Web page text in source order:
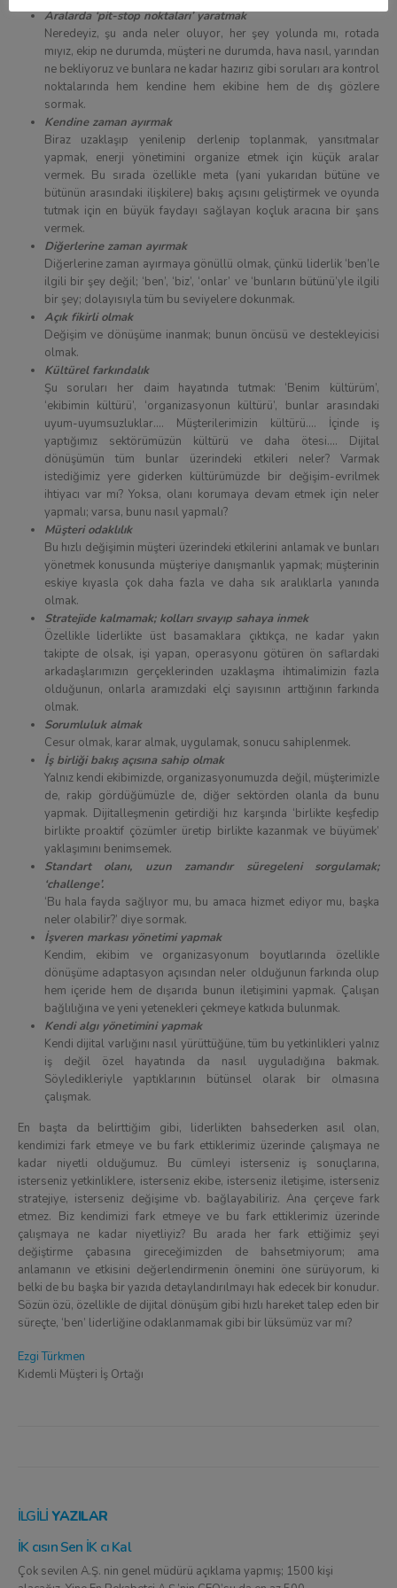
Aralarda ‘pit-stop noktaları’ yaratmak
Neredeyiz, şu anda neler oluyor, her şey yolunda mı, rotada
mıyız, ekip ne durumda, müşteri ne durumda, hava nasıl, yarından
ne bekliyoruz ve bunlara ne kadar hazırız gibi soruları ara kontrol
noktalarında hem kendine hem ekibine hem de dış gözlere
sormak.
Kendine zaman ayırmak
Biraz uzaklaşıp yenilenip derlenip toplanmak, yansıtmalar
yapmak, enerji yönetimini organize etmek için küçük aralar
vermek. Bu sırada özellikle meta (yani yukarıdan bütüne ve
bütünün arasındaki ilişkilere) bakış açısını geliştirmek ve oyunda
tutmak için en büyük faydayı sağlayan koçluk aracına bir şans
vermek.
Diğerlerine zaman ayırmak
Diğerlerine zaman ayırmaya gönüllü olmak, çünkü liderlik ‘ben’le
ilgili bir şey değil; ‘ben’, ‘biz’, ‘onlar’ ve ‘bunların bütünü’yle ilgili
bir şey; dolayısıyla tüm bu seviyelere dokunmak.
Açık fikirli olmak
Değişim ve dönüşüme inanmak; bunun öncüsü ve destekleyicisi
olmak.
Kültürel farkındalık
Şu soruları her daim hayatında tutmak: ‘Benim kültürüm’,
‘ekibimin kültürü’, ‘organizasyonun kültürü’, bunlar arasındaki
uyum-uyumsuzluklar…. Müşterilerimizin kültürü…. İçinde iş
yaptığımız sektörümüzün kültürü ve daha ötesi…. Dijital
dönüşümün tüm bunlar üzerindeki etkileri neler? Varmak
istediğimiz yere giderken kültürümüzde bir değişim-evrilmek
ihtiyacı var mı? Yoksa, olanı korumaya devam etmek için neler
yapmalı; varsa, bunu nasıl yapmalı?
Müşteri odaklılık
Bu hızlı değişimin müşteri üzerindeki etkilerini anlamak ve bunları
yönetmek konusunda müşteriye danışmanlık yapmak; müşterinin
eskiye kıyasla çok daha fazla ve daha sık aralıklarla yanında
olmak.
Stratejide kalmamak; kolları sıvayıp sahaya inmek
Özellikle liderlikte üst basamaklara çıktıkça, ne kadar yakın
takipte de olsak, işi yapan, operasyonu götüren ön saflardaki
arkadaşlarımızın gerçeklerinden uzaklaşma ihtimalimizin fazla
olduğunun, onlarla aramızdaki elçi sayısının arttığının farkında
olmak.
Sorumluluk almak
Cesur olmak, karar almak, uygulamak, sonucu sahiplenmek.
İş birliği bakış açısına sahip olmak
Yalnız kendi ekibimizde, organizasyonumuzda değil, müşterimizle
de, rakip gördüğümüzle de, diğer sektörden olanla da bunu
yapmak. Dijitalleşmenin getirdiği hız karşında ‘birlikte keşfedip
birlikte proaktif çözümler üretip birlikte kazanmak ve büyümek’
yaklaşımını benimsemek.
Standart olanı, uzun zamandır süregeleni sorgulamak;
‘challenge’.
‘Bu hala fayda sağlıyor mu, bu amaca hizmet ediyor mu, başka
neler olabilir?’ diye sormak.
İşveren markası yönetimi yapmak
Kendim, ekibim ve organizasyonum boyutlarında özellikle
dönüşüme adaptasyon açısından neler olduğunun farkında olup
hem içeride hem de dışarıda bunun iletişimini yapmak. Çalışan
bağlılığına ve yeni yetenekleri çekmeye katkıda bulunmak.
Kendi algı yönetimini yapmak
Kendi dijital varlığını nasıl yürüttüğüne, tüm bu yetkinlikleri yalnız
iş değil özel hayatında da nasıl uyguladığına bakmak.
Söyledikleriyle yaptıklarının bütünsel olarak bir olmasına
çalışmak.
En başta da belirttiğim gibi, liderlikten bahsederken asıl olan,
kendimizi fark etmeye ve bu fark ettiklerimiz üzerinde çalışmaya ne
kadar niyetli olduğumuz. Bu cümleyi isterseniz iş sonuçlarına,
isterseniz yetkinliklere, isterseniz ekibe, isterseniz iletişime, isterseniz
stratejiye, isterseniz değişime vb. bağlayabiliriz. Ana çerçeve fark
etmez. Biz kendimizi fark etmeye ve bu fark ettiklerimiz üzerinde
çalışmaya ne kadar niyetliyiz? Bu arada her fark ettiğimiz şeyi
değiştirme çabasına gireceğimizden de bahsetmiyorum; ama
anlamanın ve etkisini değerlendirmenin önemini öne sürüyorum, ki
belki de bu başka bir yazıda detaylandırılmayı hak edecek bir konudur.
Sözün özü, özellikle de dijital dönüşüm gibi hızlı hareket talep eden bir
süreçte, ‘ben’ liderliğine odaklanmamak gibi bir lüksümüz var mı?
Ezgi Türkmen
Kıdemli Müşteri İş Ortağı
İLGILIYAZILAR
İK cısın Sen İK cı Kal
Çok sevilen A.Ş. nin genel müdürü açıklama yapmış; 1500 kişi